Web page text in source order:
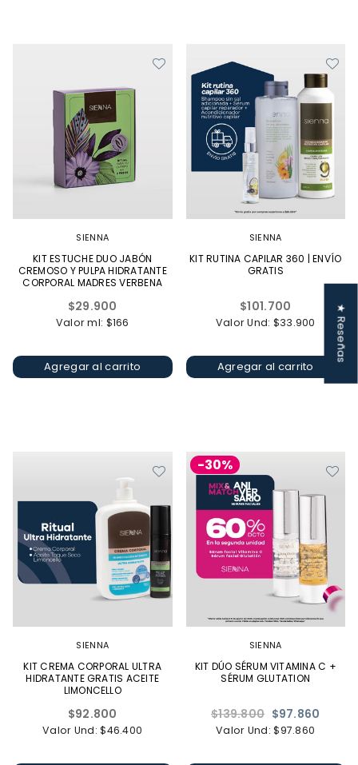
SIENNA
KIT ESTUCHE DUO JABÓN
CREMOSO Y PULPA HIDRATANTE
CORPORAL MADRES VERBENA
Precio
habitual
$29.900
Valor ml: $166
Agregar al carrito
SIENNA
KIT RUTINA CAPILAR 360 | ENVÍO
GRATIS
Precio
habitual
$101.700
Valor Und: $33.900
Agregar al carrito
SIENNA
KIT CREMA CORPORAL ULTRA
HIDRATANTE GRATIS ACEITE
LIMONCELLO
Precio
habitual
$92.800
Valor Und: $46.400
-30%
SIENNA
KIT DÚO SÉRUM VITAMINA C +
SÉRUM GLUTATION
Precio
habitual
$139.800 $97.860
Valor Und: $97.860
★ Reseñas